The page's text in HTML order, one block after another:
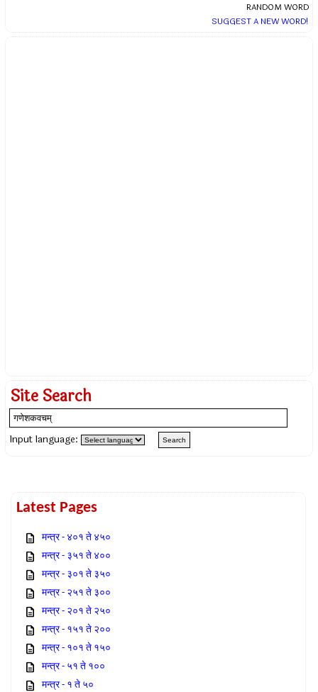
RANDOM WORD
SUGGEST A NEW WORD!
Site Search
Input language:
Latest Pages
मन्त्र - ४०१ ते ४५०
मन्त्र - ३५१ ते ४००
मन्त्र - ३०१ ते ३५०
मन्त्र - २५१ ते ३००
मन्त्र - २०१ ते २५०
मन्त्र - १५१ ते २००
मन्त्र - १०१ ते १५०
मन्त्र - ५१ ते १००
मन्त्र - १ ते ५०